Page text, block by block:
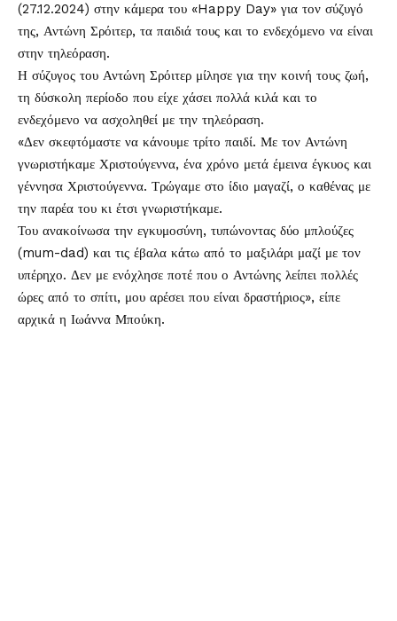
(27.12.2024) στην κάμερα του «Happy Day» για τον σύζυγό
της, Αντώνη Σρόιτερ, τα παιδιά τους και το ενδεχόμενο να είναι
στην τηλεόραση.
Η σύζυγος του Αντώνη Σρόιτερ μίλησε για την κοινή τους ζωή,
τη δύσκολη περίοδο που είχε χάσει πολλά κιλά και το
ενδεχόμενο να ασχοληθεί με την τηλεόραση.
«Δεν σκεφτόμαστε να κάνουμε τρίτο παιδί. Με τον Αντώνη
γνωριστήκαμε Χριστούγεννα, ένα χρόνο μετά έμεινα έγκυος και
γέννησα Χριστούγεννα. Τρώγαμε στο ίδιο μαγαζί, ο καθένας με
την παρέα του κι έτσι γνωριστήκαμε.
Του ανακοίνωσα την εγκυμοσύνη, τυπώνοντας δύο μπλούζες
(mum-dad) και τις έβαλα κάτω από το μαξιλάρι μαζί με τον
υπέρηχο. Δεν με ενόχλησε ποτέ που ο Αντώνης λείπει πολλές
ώρες από το σπίτι, μου αρέσει που είναι δραστήριος», είπε
αρχικά η Ιωάννα Μπούκη.